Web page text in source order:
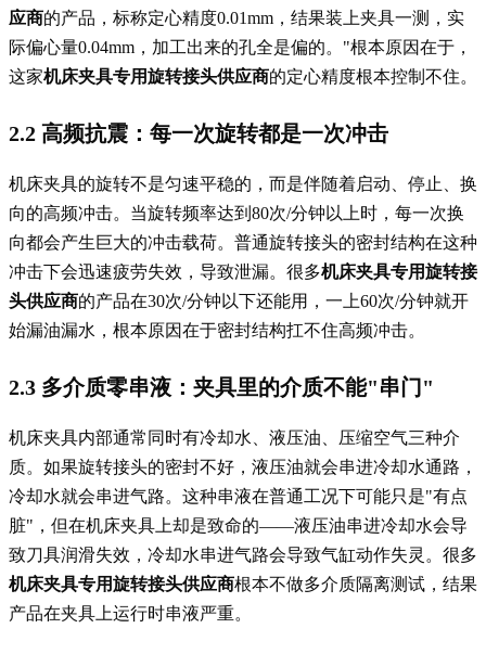
应商的产品，标称定心精度0.01mm，结果装上夹具一测，实
际偏心量0.04mm，加工出来的孔全是偏的。"根本原因在于，
这家机床夹具专用旋转接头供应商的定心精度根本控制不住。
2.2 高频抗震：每一次旋转都是一次冲击
机床夹具的旋转不是匀速平稳的，而是伴随着启动、停止、换
向的高频冲击。当旋转频率达到80次/分钟以上时，每一次换
向都会产生巨大的冲击载荷。普通旋转接头的密封结构在这种
冲击下会迅速疲劳失效，导致泄漏。很多机床夹具专用旋转接
头供应商的产品在30次/分钟以下还能用，一上60次/分钟就开
始漏油漏水，根本原因在于密封结构扛不住高频冲击。
2.3 多介质零串液：夹具里的介质不能"串门"
机床夹具内部通常同时有冷却水、液压油、压缩空气三种介
质。如果旋转接头的密封不好，液压油就会串进冷却水通路，
冷却水就会串进气路。这种串液在普通工况下可能只是"有点
脏"，但在机床夹具上却是致命的——液压油串进冷却水会导
致刀具润滑失效，冷却水串进气路会导致气缸动作失灵。很多
机床夹具专用旋转接头供应商根本不做多介质隔离测试，结果
产品在夹具上运行时串液严重。